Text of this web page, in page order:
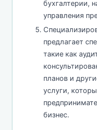
бухгалтерии,
управления
предлагает
такие как
планов и
услуги,
бизнес.